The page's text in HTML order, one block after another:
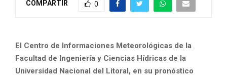
COMPARTIR 0
El Centro de Informaciones Meteorológicas de la
Facultad de Ingeniería y Ciencias Hídricas de la
Universidad Nacional del Litoral, en su pronóstico